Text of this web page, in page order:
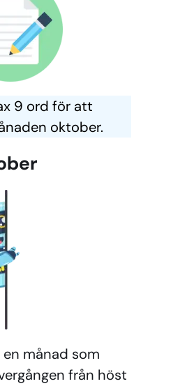
9 ord för att
oktober.
månad som
från höst